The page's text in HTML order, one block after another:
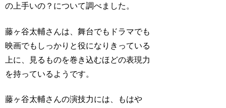
の上手いの？について調べました。
藤ヶ谷太輔さんは、舞台でもドラマでも
映画でもしっかりと役になりきっている
上に、見るものを巻き込むほどの表現力
を持っているようです。
藤ヶ谷太輔さんの演技力には、もはや